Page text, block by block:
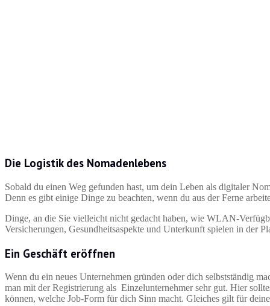
Die Logistik des Nomadenlebens
Sobald du einen Weg gefunden hast, um dein Leben als digitaler
Denn es gibt einige Dinge zu beachten, wenn du aus der Ferne
Dinge, an die Sie vielleicht nicht gedacht haben, wie WLAN-
Versicherungen, Gesundheitsaspekte und Unterkunft spielen in der
Ein Geschäft eröffnen
Wenn du ein neues Unternehmen gründen oder dich selbstständig
man mit der Registrierung als Einzelunternehmer sehr gut. Hier
können, welche Job-Form für dich Sinn macht. Gleiches gilt für